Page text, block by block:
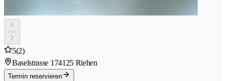
5(2)
Baselstrasse 174125 Riehen
Termin reservieren